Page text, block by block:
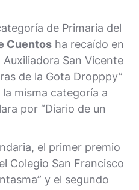
de Primaria del
Cuentos ha recaído en
San Vicente
de la Gota Dropppy”
misma categoría a
por “Diario de un
el primer premio
Colegio San Francisco
y el segundo